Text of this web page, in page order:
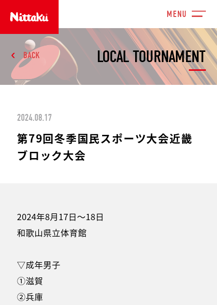
LOCAL TOURNAMENT
BACK
2024.08.17
第79回冬季国民スポーツ大会近畿
ブロック大会
2024年8月17日～18日
和歌山県立体育館
▽成年男子
①滋賀
②兵庫